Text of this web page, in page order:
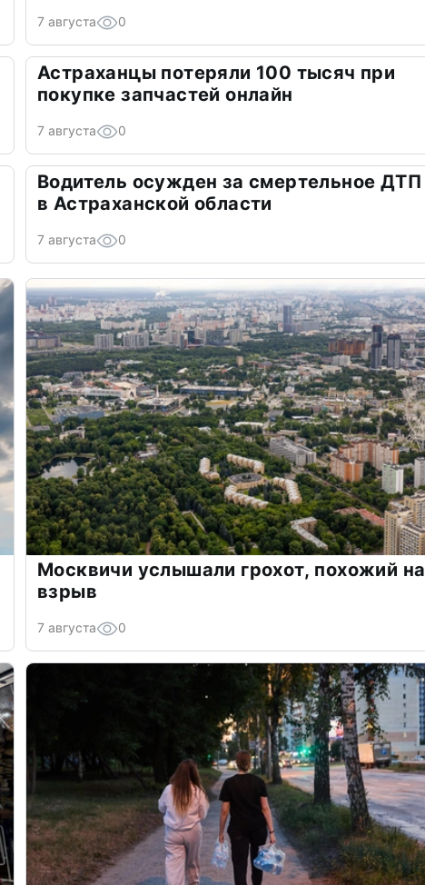
7 августа 0
Астраханцы потеряли 100 тысяч при
покупке запчастей онлайн
7 августа 0
Водитель осужден за смертельное ДТП
в Астраханской области
7 августа 0
Москвичи услышали грохот, похожий на
взрыв
7 августа 0